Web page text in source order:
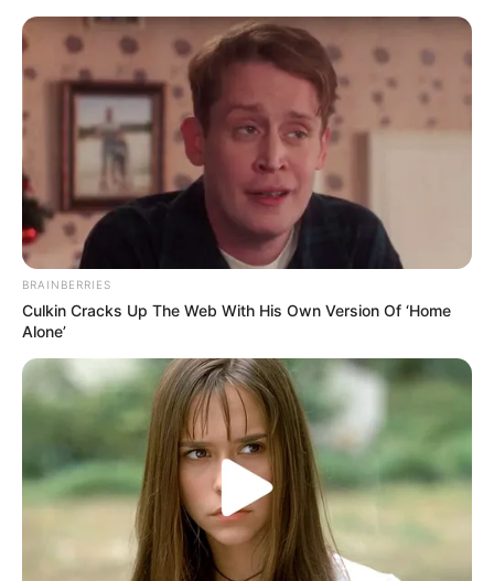
BRAINBERRIES
Culkin Cracks Up The Web With His Own Version Of ‘Home
Alone’